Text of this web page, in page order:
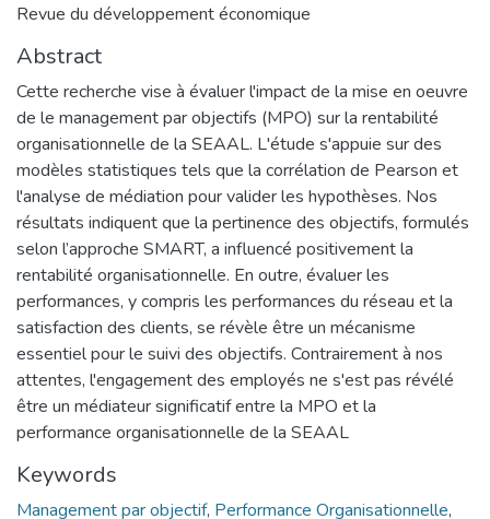
Revue du développement économique
Abstract
Cette recherche vise à évaluer l'impact de la mise en oeuvre
de le management par objectifs (MPO) sur la rentabilité
organisationnelle de la SEAAL. L'étude s'appuie sur des
modèles statistiques tels que la corrélation de Pearson et
l'analyse de médiation pour valider les hypothèses. Nos
résultats indiquent que la pertinence des objectifs, formulés
selon l’approche SMART, a influencé positivement la
rentabilité organisationnelle. En outre, évaluer les
performances, y compris les performances du réseau et la
satisfaction des clients, se révèle être un mécanisme
essentiel pour le suivi des objectifs. Contrairement à nos
attentes, l'engagement des employés ne s'est pas révélé
être un médiateur significatif entre la MPO et la
performance organisationnelle de la SEAAL
Keywords
Management par objectif, Performance Organisationnelle,